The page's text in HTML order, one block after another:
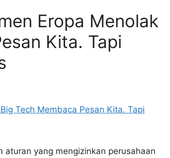
Eropa Menolak
Kita. Tapi
aturan yang mengizinkan perusahaan